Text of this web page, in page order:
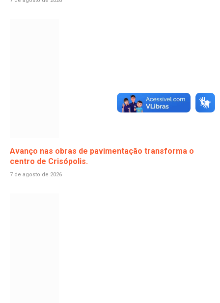
Avanço nas obras de pavimentação transforma o
centro de Crisópolis.
7 de agosto de 2026